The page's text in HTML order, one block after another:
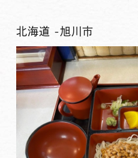
北海道 -旭川市